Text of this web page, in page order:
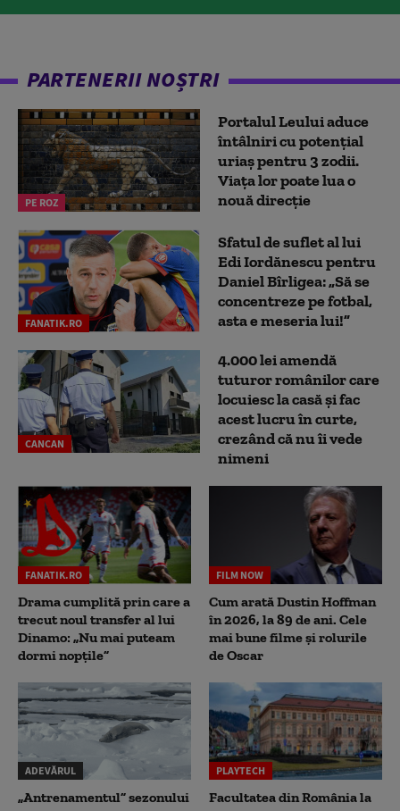
PARTENERII NOȘTRI
PE ROZ
Portalul Leului aduce
întâlniri cu potențial
uriaș pentru 3 zodii.
Viața lor poate lua o
nouă direcție
FANATIK.RO
Sfatul de suflet al lui
Edi Iordănescu pentru
Daniel Bîrligea: „Să se
concentreze pe fotbal,
asta e meseria lui!”
CANCAN
4.000 lei amendă
tuturor românilor care
locuiesc la casă și fac
acest lucru în curte,
crezând că nu îi vede
nimeni
FANATIK.RO
Drama cumplită prin care a
trecut noul transfer al lui
Dinamo: „Nu mai puteam
dormi nopțile”
FILM NOW
Cum arată Dustin Hoffman
în 2026, la 89 de ani. Cele
mai bune filme și rolurile
de Oscar
ADEVĂRUL
„Antrenamentul” sezonului
PLAYTECH
Facultatea din România la